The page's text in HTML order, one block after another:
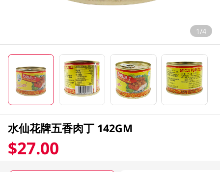
1/4
水仙花牌五香肉丁 142GM
$27.00